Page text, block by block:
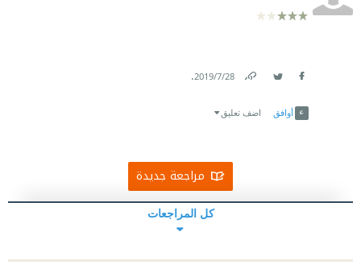
28‏/7‏/2019
.
أوافق اضف تعليق
مراجعة جديدة
كل المراجعات